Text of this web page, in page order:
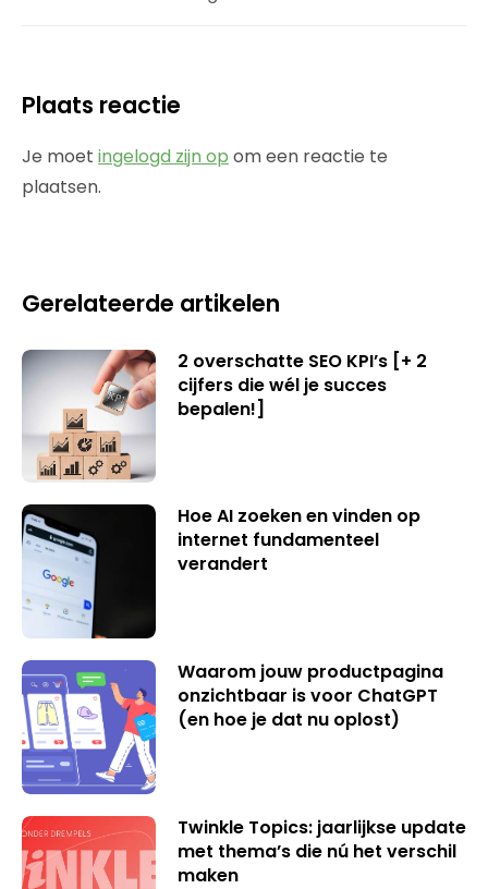
Plaats reactie
Je moet ingelogd zijn op om een reactie te
plaatsen.
Gerelateerde artikelen
2 overschatte SEO KPI’s [+ 2
cijfers die wél je succes
bepalen!]
Hoe AI zoeken en vinden op
internet fundamenteel
verandert
Waarom jouw productpagina
onzichtbaar is voor ChatGPT
(en hoe je dat nu oplost)
Twinkle Topics: jaarlijkse update
met thema’s die nú het verschil
maken